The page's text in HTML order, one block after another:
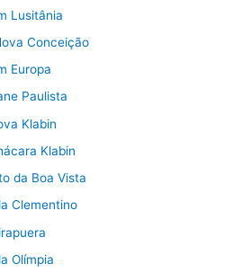
Lusitânia
Conceição
Europa
Paulista
Klabin
Klabin
da Boa Vista
Clementino
Olímpia